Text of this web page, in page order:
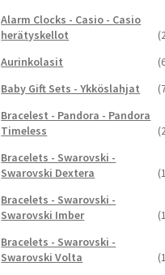
Alarm Clocks - Casio - Casio
herätyskellot
Aurinkolasit
Baby Gift Sets - Ykköslahjat
Bracelest - Pandora - Pandora
Timeless
Bracelets - Swarovski -
Swarovski Dextera
Bracelets - Swarovski -
Swarovski Imber
Bracelets - Swarovski -
Swarovski Volta